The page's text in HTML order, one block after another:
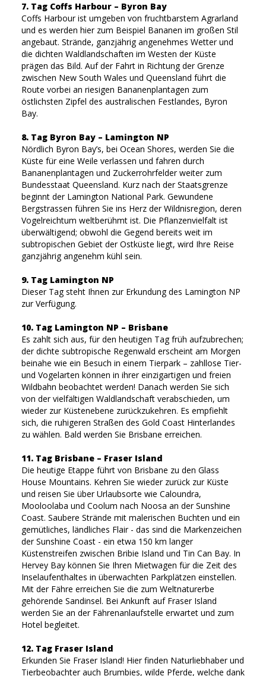
7. Tag Coffs Harbour – Byron Bay
Coffs Harbour ist umgeben von fruchtbarstem Agrarland
und es werden hier zum Beispiel Bananen im großen Stil
angebaut. Strände, ganzjährig angenehmes Wetter und
die dichten Waldlandschaften im Westen der Küste
prägen das Bild. Auf der Fahrt in Richtung der Grenze
zwischen New South Wales und Queensland führt die
Route vorbei an riesigen Bananenplantagen zum
östlichsten Zipfel des australischen Festlandes, Byron
Bay.
8. Tag Byron Bay – Lamington NP
Nördlich Byron Bay’s, bei Ocean Shores, werden Sie die
Küste für eine Weile verlassen und fahren durch
Bananenplantagen und Zuckerrohrfelder weiter zum
Bundesstaat Queensland. Kurz nach der Staatsgrenze
beginnt der Lamington National Park. Gewundene
Bergstrassen führen Sie ins Herz der Wildnisregion, deren
Vogelreichtum weltberühmt ist. Die Pflanzenvielfalt ist
überwältigend; obwohl die Gegend bereits weit im
subtropischen Gebiet der Ostküste liegt, wird Ihre Reise
ganzjährig angenehm kühl sein.
9. Tag Lamington NP
Dieser Tag steht Ihnen zur Erkundung des Lamington NP
zur Verfügung.
10. Tag Lamington NP – Brisbane
Es zahlt sich aus, für den heutigen Tag früh aufzubrechen;
der dichte subtropische Regenwald erscheint am Morgen
beinahe wie ein Besuch in einem Tierpark – zahllose Tier-
und Vogelarten können in ihrer einzigartigen und freien
Wildbahn beobachtet werden! Danach werden Sie sich
von der vielfältigen Waldlandschaft verabschieden, um
wieder zur Küstenebene zurückzukehren. Es empfiehlt
sich, die ruhigeren Straßen des Gold Coast Hinterlandes
zu wählen. Bald werden Sie Brisbane erreichen.
11. Tag Brisbane – Fraser Island
Die heutige Etappe führt von Brisbane zu den Glass
House Mountains. Kehren Sie wieder zurück zur Küste
und reisen Sie über Urlaubsorte wie Caloundra,
Mooloolaba und Coolum nach Noosa an der Sunshine
Coast. Saubere Strände mit malerischen Buchten und ein
gemütliches, ländliches Flair - das sind die Markenzeichen
der Sunshine Coast - ein etwa 150 km langer
Küstenstreifen zwischen Bribie Island und Tin Can Bay. In
Hervey Bay können Sie Ihren Mietwagen für die Zeit des
Inselaufenthaltes in überwachten Parkplätzen einstellen.
Mit der Fähre erreichen Sie die zum Weltnaturerbe
gehörende Sandinsel. Bei Ankunft auf Fraser Island
werden Sie an der Fährenanlaufstelle erwartet und zum
Hotel begleitet.
12. Tag Fraser Island
Erkunden Sie Fraser Island! Hier finden Naturliebhaber und
Tierbeobachter auch Brumbies, wilde Pferde, welche dank